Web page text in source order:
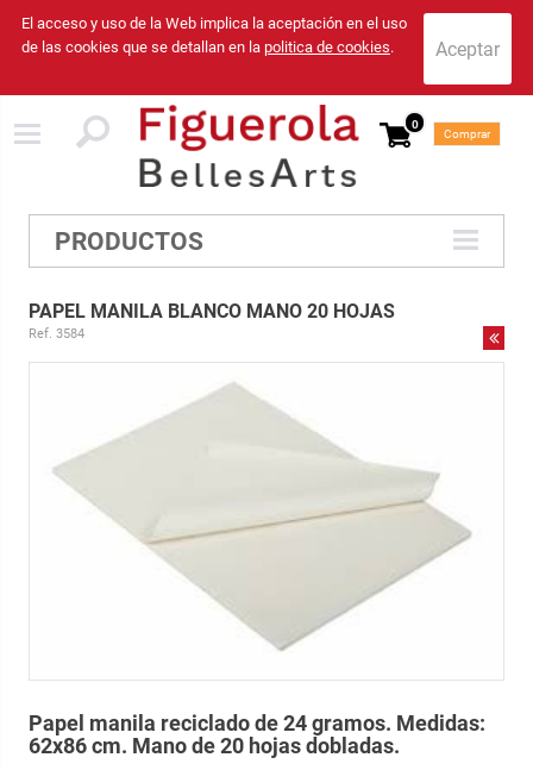
El acceso y uso de la Web implica la aceptación en el uso
de las cookies que se detallan en la politica de cookies.
0
Comprar
PRODUCTOS
PAPEL MANILA BLANCO MANO 20 HOJAS
Ref. 3584
Papel manila reciclado de 24 gramos. Medidas:
62x86 cm. Mano de 20 hojas dobladas.